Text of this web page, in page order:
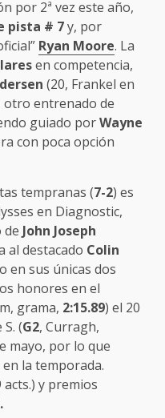
por 2ª vez este año,
pista # 7y, por
Ryan Moore. La
en competencia,
(20, Frankel en
otro entrenado de
guiado porWayne
con poca opción
tempranas (7-2) es
en Diagnostic,
de John Joseph
al destacado Colin
en sus únicas dos
honores en el
grama, 2:15.89) el 20
(G2, Curragh,
mayo, por lo que
la temporada.
acts.) y premios